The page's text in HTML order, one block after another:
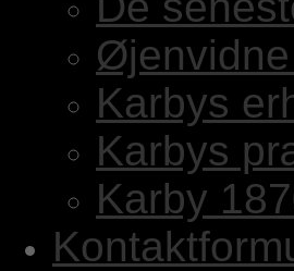
Karbys
Karbys
Karby